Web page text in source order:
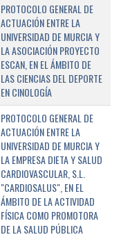
PROTOCOLO GENERAL DE
ACTUACIÓN ENTRE LA
UNIVERSIDAD DE MURCIA Y
LA ASOCIACIÓN PROYECTO
ESCAN, EN EL ÁMBITO DE
LAS CIENCIAS DEL DEPORTE
EN CINOLOGÍA
PROTOCOLO GENERAL DE
ACTUACIÓN ENTRE LA
UNIVERSIDAD DE MURCIA Y
LA EMPRESA DIETA Y SALUD
CARDIOVASCULAR, S.L.
"CARDIOSALUS", EN EL
ÁMBITO DE LA ACTIVIDAD
FÍSICA COMO PROMOTORA
DE LA SALUD PÚBLICA